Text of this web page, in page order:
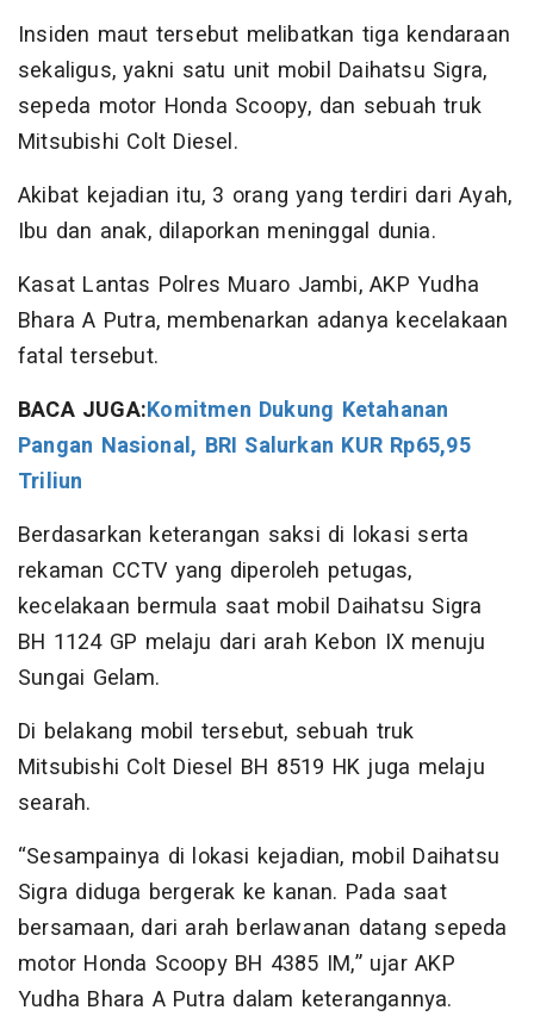
Insiden maut tersebut melibatkan tiga kendaraan
sekaligus, yakni satu unit mobil Daihatsu Sigra,
sepeda motor Honda Scoopy, dan sebuah truk
Mitsubishi Colt Diesel.
Akibat kejadian itu, 3 orang yang terdiri dari Ayah,
Ibu dan anak, dilaporkan meninggal dunia.
Kasat Lantas Polres Muaro Jambi, AKP Yudha
Bhara A Putra, membenarkan adanya kecelakaan
fatal tersebut.
BACA JUGA:Komitmen Dukung Ketahanan
Pangan Nasional, BRI Salurkan KUR Rp65,95
Triliun
Berdasarkan keterangan saksi di lokasi serta
rekaman CCTV yang diperoleh petugas,
kecelakaan bermula saat mobil Daihatsu Sigra
BH 1124 GP melaju dari arah Kebon IX menuju
Sungai Gelam.
Di belakang mobil tersebut, sebuah truk
Mitsubishi Colt Diesel BH 8519 HK juga melaju
searah.
“Sesampainya di lokasi kejadian, mobil Daihatsu
Sigra diduga bergerak ke kanan. Pada saat
bersamaan, dari arah berlawanan datang sepeda
motor Honda Scoopy BH 4385 IM,” ujar AKP
Yudha Bhara A Putra dalam keterangannya.